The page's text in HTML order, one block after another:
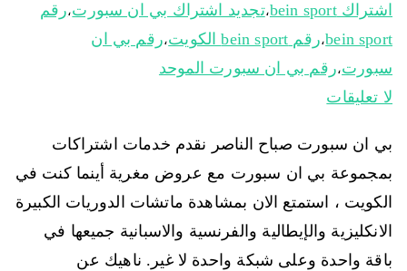
اشتراك bein sport
،تجديد اشتراك بي ان سبورت،رقم
bein sport،رقم bein sport الكويت ،رقم بي ان
سبورت،رقم بي ان سبورت الموحد
لا تعليقات
بي ان سبورت صباح الناصر نقدم خدمات اشتراكات
بمجموعة بي ان سبورت مع عروض مغرية أينما كنت في
الكويت ، استمتع الان بمشاهدة ماتشات الدوريات الكبيرة
الانكليزية والإيطالية والفرنسية والاسبانية جميعها في
باقة واحدة وعلى شبكة واحدة لا غير. ناهيك عن